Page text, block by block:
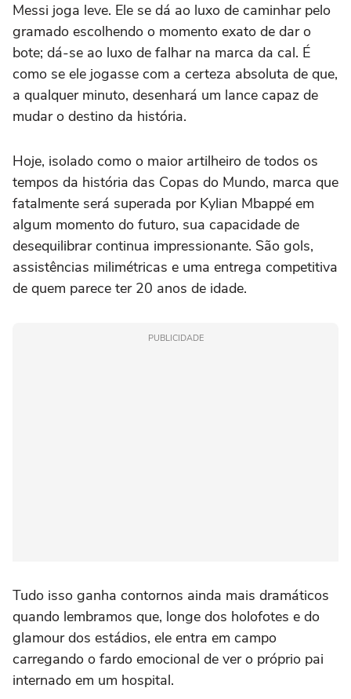
Messi joga leve. Ele se dá ao luxo de caminhar pelo
gramado escolhendo o momento exato de dar o
bote; dá-se ao luxo de falhar na marca da cal. É
como se ele jogasse com a certeza absoluta de que,
a qualquer minuto, desenhará um lance capaz de
mudar o destino da história.
Hoje, isolado como o maior artilheiro de todos os
tempos da história das Copas do Mundo, marca que
fatalmente será superada por Kylian Mbappé em
algum momento do futuro, sua capacidade de
desequilibrar continua impressionante. São gols,
assistências milimétricas e uma entrega competitiva
de quem parece ter 20 anos de idade.
PUBLICIDADE
Tudo isso ganha contornos ainda mais dramáticos
quando lembramos que, longe dos holofotes e do
glamour dos estádios, ele entra em campo
carregando o fardo emocional de ver o próprio pai
internado em um hospital.